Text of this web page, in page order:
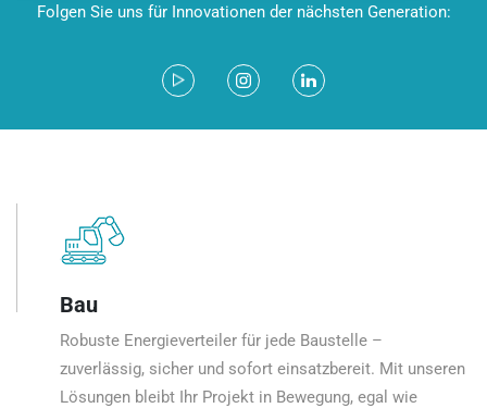
Folgen Sie uns für Innovationen der nächsten Generation:
Bau
Robuste Energieverteiler für jede Baustelle –
zuverlässig, sicher und sofort einsatzbereit. Mit unseren
Lösungen bleibt Ihr Projekt in Bewegung, egal wie